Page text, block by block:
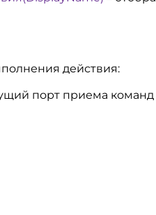
действия:
порт приема команд